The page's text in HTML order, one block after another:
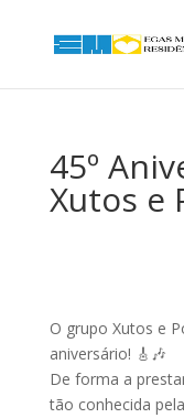
45º
Xutos e
O grupo Xutos e
aniversário! 🎸🎶
De forma a
tão conhecida